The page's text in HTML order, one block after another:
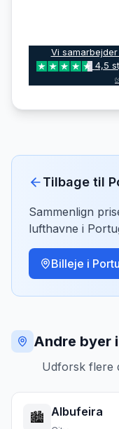
Vi
4,5
Tilbage til
Sammenlign
lufthavne i
Billeje i
Andre byer
Udforsk flere
🏙️ Albufeira